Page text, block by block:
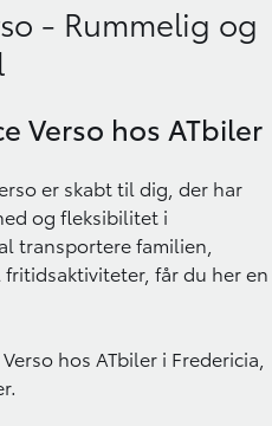
- Rummelig og
Verso hos ATbiler
er skabt til dig, der har
og fleksibilitet i
transportere familien,
får du her en
hos ATbiler i Fredericia
.